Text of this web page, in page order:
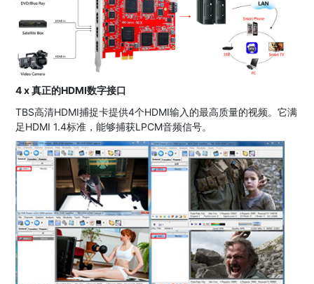
4 x 真正的HDMI数字接口
TBS高清HDMI捕捉卡提供4个HDMI输入的最高质量的视频。它满
足HDMI 1.4标准，能够捕获LPCM音频信号。